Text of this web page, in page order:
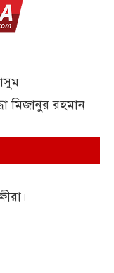
মিজানুর রহমান